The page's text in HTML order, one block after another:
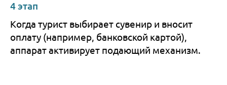
4 этап
Когда турист выбирает сувенир и вносит
оплату (например, банковской картой),
аппарат активирует подающий механизм.